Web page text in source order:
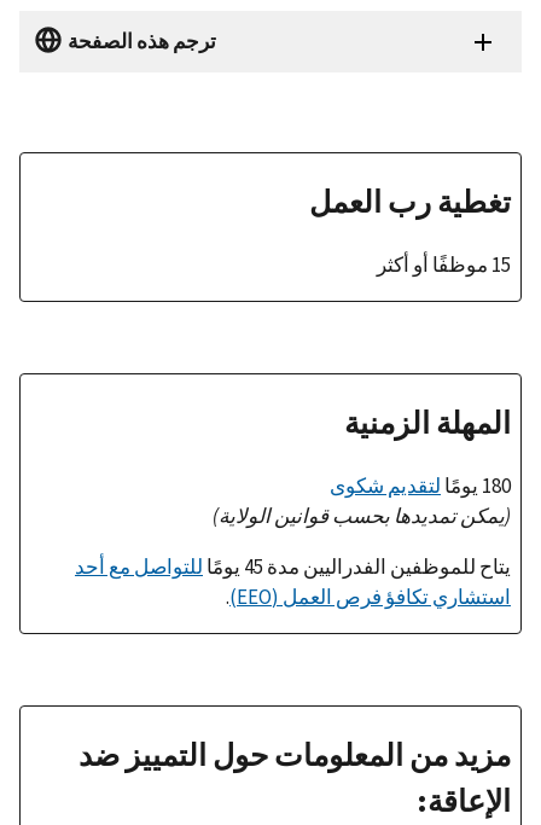
ترجم هذه الصفحة
تغطية رب العمل
15 موظفًا أو أكثر
المهلة الزمنية
180 يومًا
لتقديم شكوى
(يمكن تمديدها بحسب قوانين الولاية)
يتاح للموظفين الفدراليين مدة 45 يومًا
للتواصل مع أحد
استشاري تكافؤ فرص العمل (EEO)
.
مزيد من المعلومات حول التمييز ضد
الإعاقة: